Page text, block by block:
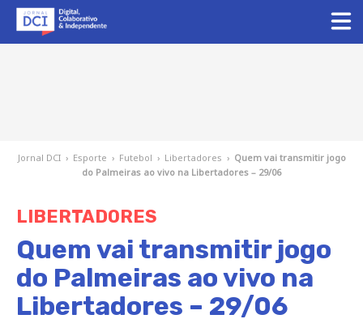
Jornal DCI › Esporte › Futebol › Libertadores › Quem vai transmitir jogo
do Palmeiras ao vivo na Libertadores – 29/06
LIBERTADORES
Quem vai transmitir jogo
do Palmeiras ao vivo na
Libertadores – 29/06